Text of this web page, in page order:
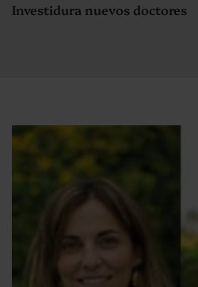
Investidura nuevos doctores